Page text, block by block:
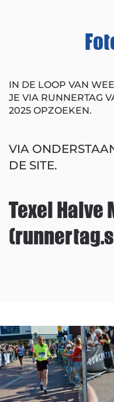
IN DE LOOP VAN
JE VIA RUNNERTAG
2025 OPZOEKEN.
VIA
DE SITE.
Texel Halve